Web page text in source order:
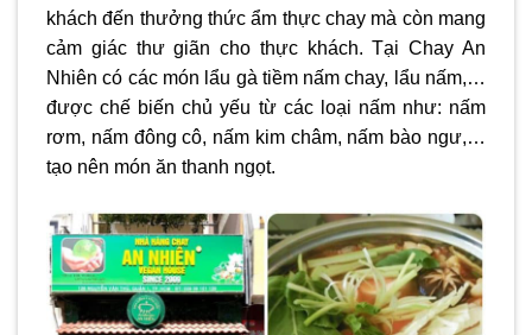
khách đến thưởng thức ẩm thực chay mà còn mang
cảm giác thư giãn cho thực khách. Tại Chay An
Nhiên có các món lẩu gà tiềm nấm chay, lẩu nấm,…
được chế biến chủ yếu từ các loại nấm như: nấm
rơm, nấm đông cô, nấm kim châm, nấm bào ngư,…
tạo nên món ăn thanh ngọt.